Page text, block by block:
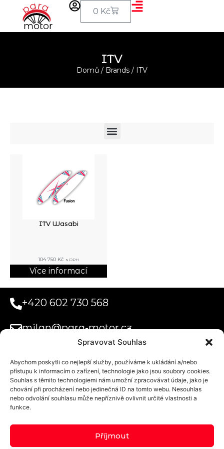
Spravovat Souhlas
Abychom poskytli co nejlepší služby, používáme k ukládání a/nebo
přístupu k informacím o zařízení, technologie jako jsou soubory cookies.
Souhlas s těmito technologiemi nám umožní zpracovávat údaje, jako je
chování při procházení nebo jedinečná ID na tomto webu. Nesouhlas
nebo odvolání souhlasu může nepříznivě ovlivnit určité vlastnosti a
funkce.
Příjmout
0 Kč
ITV
Domů / Brands / ITV
ITV Wasabi
104 750 Kč s DPH
Více informací
+420 602 730 568
milan@para-motor.cz
Paramotor
Systems s.r.o.
Kurzova
2222/16